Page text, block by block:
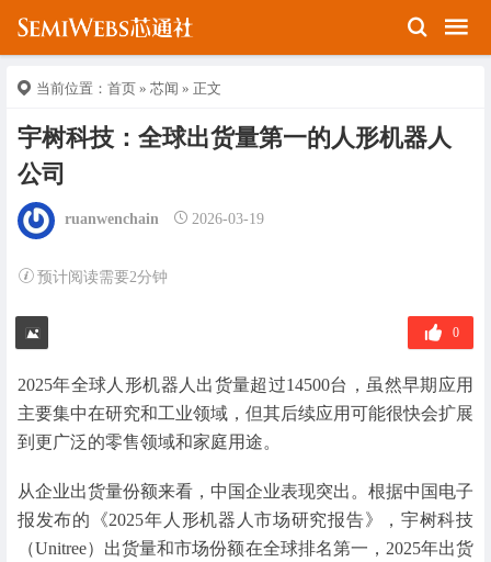
当前位置： 首页 » 芯闻 » 正文
宇树科技：全球出货量第一的人形机器人
公司
ruanwenchain 2026-03-19
预计阅读需要2分钟
0
2025年全球人形机器人出货量超过14500台，虽然早期应用
主要集中在研究和工业领域，但其后续应用可能很快会扩展
到更广泛的零售领域和家庭用途。
从企业出货量份额来看，中国企业表现突出。根据中国电子
报发布的《2025年人形机器人市场研究报告》，宇树科技
（Unitree）出货量和市场份额在全球排名第一，2025年出货